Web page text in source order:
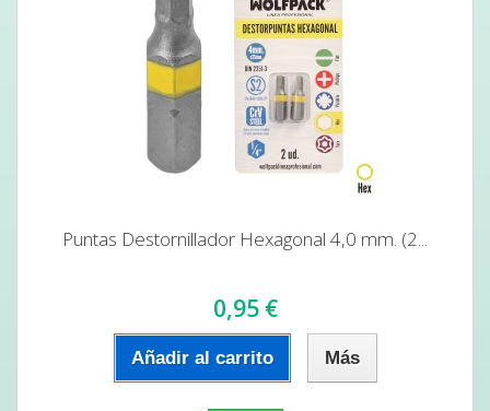
Puntas Destornillador Hexagonal 4,0 mm. (2...
0,95 €
Añadir al carrito Más